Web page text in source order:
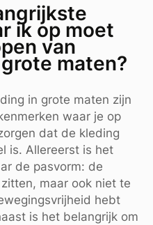
ik op moet
van
maten?
in grote maten zijn
waar je op
dat de kleding
is. Allereerst is het
de pasvorm: de
maar ook niet te
hebt
is het belangrijk om